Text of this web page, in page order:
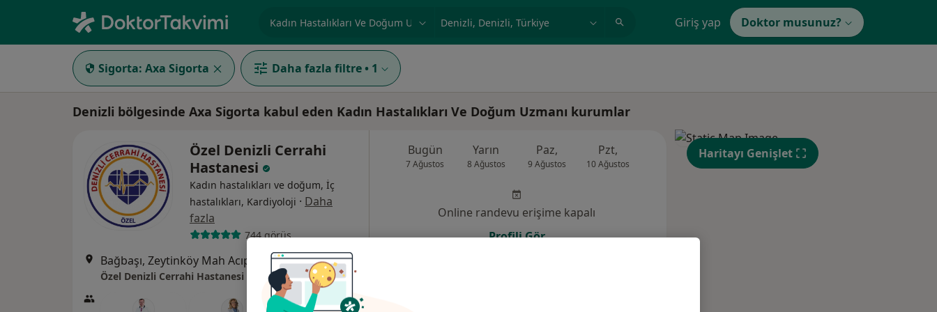
Giriş yap Doktor musunuz?
Sigorta: Axa Sigorta Daha fazla filtre • 1
Denizli bölgesinde Axa Sigorta kabul eden Kadın Hastalıkları Ve Doğum Uzmanı kurumlar
Özel Denizli Cerrahi
Hastanesi
Kadın hastalıkları ve doğum, İç
hastalıkları, Kardiyoloji · Daha
fazla
744 görüş
Bağbaşı, Zeytinköy Mah Acıpayan Bulv, Antalya Yolu No:5, Denizli •Harita
Özel Denizli Cerrahi Hastanesi
Bugün
7 Ağustos
Yarın
8 Ağustos
Paz,
9 Ağustos
Pzt,
10 Ağustos 11 Ağustos
Çar,
12 Ağustos
Per,
13 Ağustos
Online randevu erişime kapalı
Profili Gör
Haritayı Genişlet